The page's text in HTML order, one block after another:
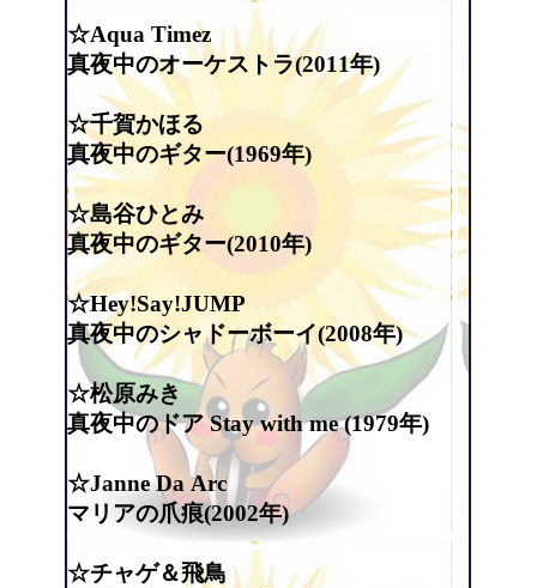
☆Aqua Timez
真夜中のオーケストラ(2011年)
☆千賀かほる
真夜中のギター(1969年)
☆島谷ひとみ
真夜中のギター(2010年)
☆Hey!Say!JUMP
真夜中のシャドーボーイ(2008年)
☆松原みき
真夜中のドア Stay with me (1979年)
☆Janne Da Arc
マリアの爪痕(2002年)
☆チャゲ＆飛鳥